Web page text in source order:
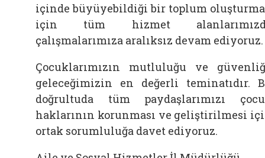
içinde büyüyebildiği bir toplum
için tüm hizmet
çalışmalarımıza aralıksız devam ediyoruz.
Çocuklarımızın mutluluğu ve
geleceğimizin en değerli teminatıdır.
doğrultuda tüm paydaşlarımızı
haklarının korunması ve geliştirilmesi
ortak sorumluluğa davet ediyoruz.